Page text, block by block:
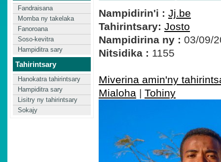
Fandraisana
Momba ny takelaka
Fanoroana
Soso-kevitra
Hampiditra sary
Tahirintsary
Hanokatra tahirintsary
Hampiditra sary
Lisitry ny tahirintsary
Sokajy
Nampidirin'i : Jj.be
Tahirintsary: Josto
Nampidirina ny : 03/09/
Nitsidika : 1155
Miverina amin'ny
Mialoha | Tohiny